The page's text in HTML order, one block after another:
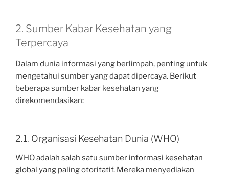
2. Sumber Kabar Kesehatan yang
Terpercaya
Dalam dunia informasi yang berlimpah, penting untuk
mengetahui sumber yang dapat dipercaya. Berikut
beberapa sumber kabar kesehatan yang
direkomendasikan:
2.1. Organisasi Kesehatan Dunia (WHO)
WHO adalah salah satu sumber informasi kesehatan
global yang paling otoritatif. Mereka menyediakan